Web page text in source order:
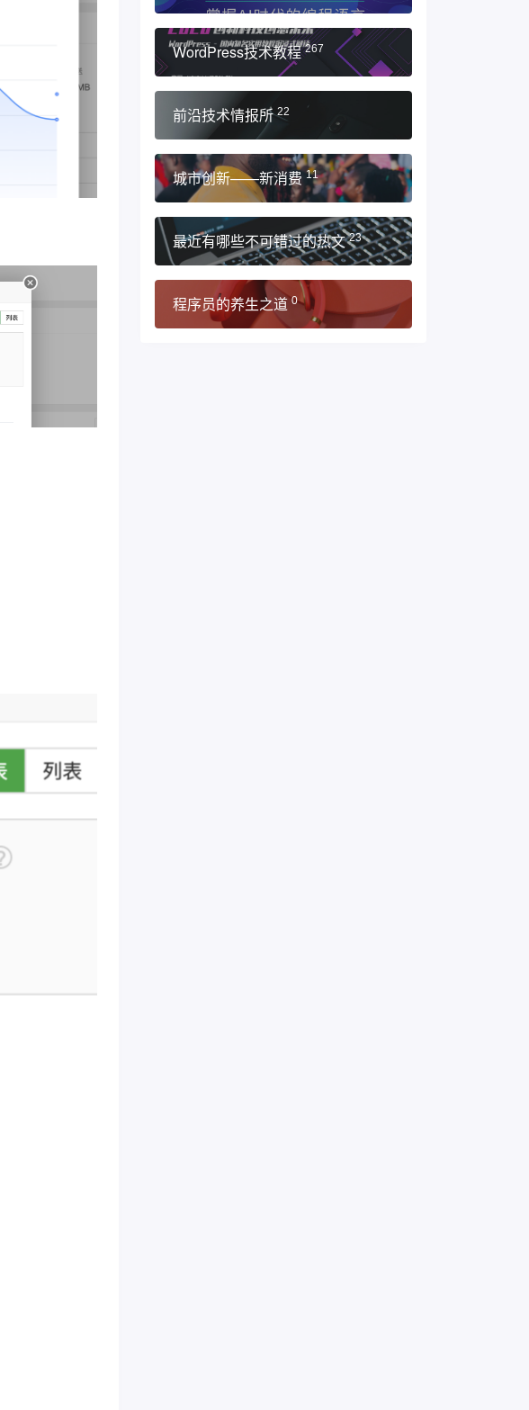
WordPress技术教程 267
前沿技术情报所 22
城市创新——新消费 11
最近有哪些不可错过的热文 23
程序员的养生之道 0